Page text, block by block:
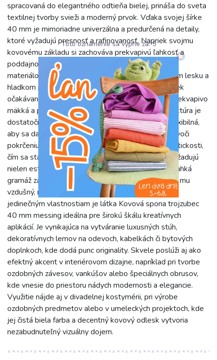
spracovaná do elegantného odtieňa bielej, prináša do sveta
textilnej tvorby svieži a moderný prvok. Vďaka svojej šírke
40 mm je mimoriadne univerzálna a predurčená na detaily,
ktoré vyžadujú presnosť a rafinovanosť. Napriek svojmu
kovovému základu si zachováva prekvapivú ľahkosť a
poddajnosť, čo ju odlišuje od bežných metalických
materiálov. Kvalita tejto látky spočíva v jej subtílnom lesku a
hladkom povrchu, ktorý je príjemný na dotyk. Napriek
očakávanej drsnosti, táto biela kovová tkanina je prekvapivo
mäkká a poddajná, čo uľahčuje prácu s ňou. Jej štruktúra je
dostatočne pevná na udržanie tvaru, no zároveň flexibilná,
aby sa dala krásne drapovať a formovať. Odolnosť voči
pokrčeniu a jednoduchá údržba pridávajú na jej praktickosti,
čím sa stáva ideálnou voľbou pre projekty, ktoré vyžadujú
nielen estetickú hodnotu, ale aj dlhú životnosť. Jej ľahká
gramáž zaručuje, že nezaťaží finálny výrobok a pridá mu
vzdušný, no zároveň luxusný vzhľad. Vďaka svojim
jedinečným vlastnostiam je látka Kovová spona trojzubec
40 mm messing ideálna pre širokú škálu kreatívnych
aplikácií. Je vynikajúca na vytváranie luxusných stúh,
dekoratívnych lemov na odevoch, kabelkách či bytových
doplnkoch, kde dodá punc originality. Skvele poslúži aj ako
efektný akcent v interiérovom dizajne, napríklad pri tvorbe
ozdobných závesov, vankúšov alebo špeciálnych obrusov,
kde vnesie do priestoru nádych modernosti a elegancie.
Využitie nájde aj v divadelnej kostymérii, pri výrobe
ozdobných predmetov alebo v umeleckých projektoch, kde
jej čistá biela farba a decentný kovový odlesk vytvoria
nezabudnuteľný vizuálny dojem.
Toto oznámenie sa vypne za:4